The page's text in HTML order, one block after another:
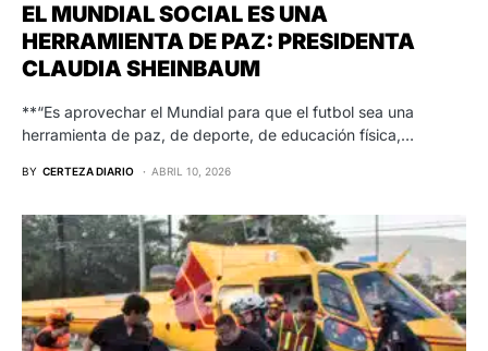
EL MUNDIAL SOCIAL ES UNA
HERRAMIENTA DE PAZ: PRESIDENTA
CLAUDIA SHEINBAUM
**“Es aprovechar el Mundial para que el futbol sea una
herramienta de paz, de deporte, de educación física,…
BY CERTEZA DIARIO ABRIL 10, 2026